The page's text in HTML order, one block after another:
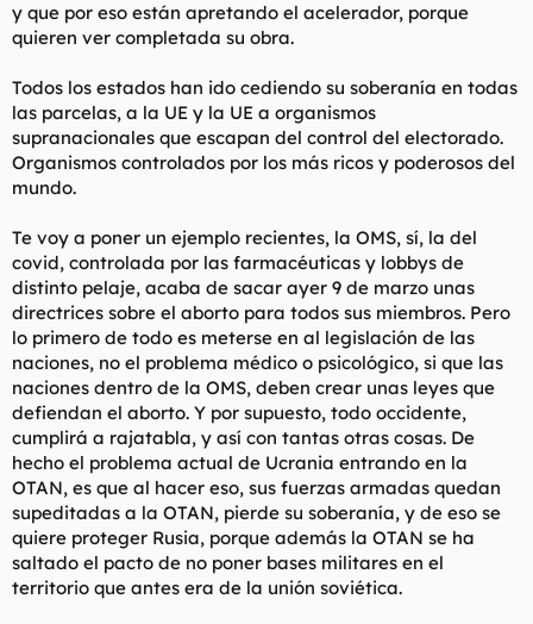
y que por eso están apretando el acelerador, porque
quieren ver completada su obra.
Todos los estados han ido cediendo su soberanía en todas
las parcelas, a la UE y la UE a organismos
supranacionales que escapan del control del electorado.
Organismos controlados por los más ricos y poderosos del
mundo.
Te voy a poner un ejemplo recientes, la OMS, sí, la del
covid, controlada por las farmacéuticas y lobbys de
distinto pelaje, acaba de sacar ayer 9 de marzo unas
directrices sobre el aborto para todos sus miembros. Pero
lo primero de todo es meterse en al legislación de las
naciones, no el problema médico o psicológico, si que las
naciones dentro de la OMS, deben crear unas leyes que
defiendan el aborto. Y por supuesto, todo occidente,
cumplirá a rajatabla, y así con tantas otras cosas. De
hecho el problema actual de Ucrania entrando en la
OTAN, es que al hacer eso, sus fuerzas armadas quedan
supeditadas a la OTAN, pierde su soberanía, y de eso se
quiere proteger Rusia, porque además la OTAN se ha
saltado el pacto de no poner bases militares en el
territorio que antes era de la unión soviética.